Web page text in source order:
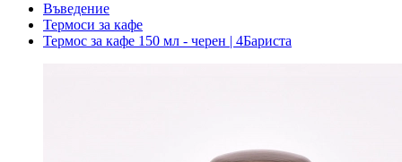
Въведение
Термоси за кафе
Термос за кафе 150 мл - черен | 4Бариста